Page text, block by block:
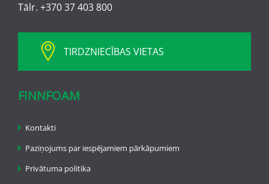
Tālr. +370 37 403 800
TIRDZNIECĪBAS VIETAS
FINNFOAM
Kontakti
Paziņojums par iespējamiem pārkāpumiem
Privātuma politika